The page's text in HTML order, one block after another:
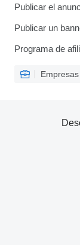
Publicar el
Publicar un
Programa de
Empresas